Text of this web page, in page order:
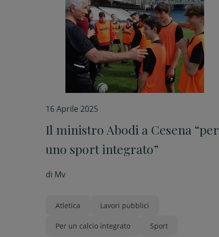
16 Aprile 2025
Il ministro Abodi a Cesena “per
uno sport integrato”
di Mv
Atletica Lavori pubblici
Per un calcio integrato Sport